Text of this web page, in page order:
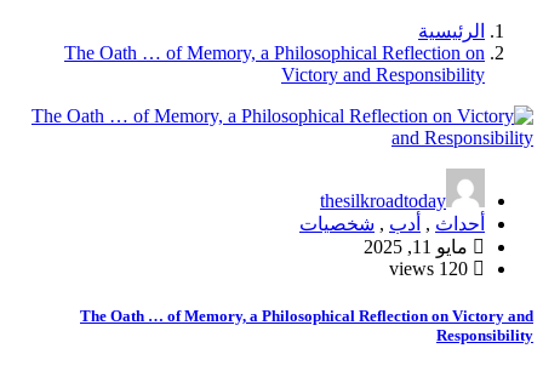
الرئيسية
The Oath … of Memory, a Philosophical Reflection on
Victory and Responsibility
thesilkroadtoday
أحداث , أدب , شخصيات
مايو 11, 2025
The Oath … of Memory, a Philosophical Reflection on Victory and
Responsibility